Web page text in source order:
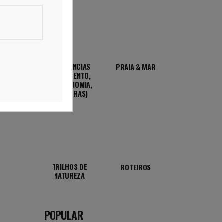
EXPERIÊNCIAS
(ALOJAMENTO,
GASTRONOMIA,
AVENTURAS)
PRAIA & MAR
TRILHOS DE
NATUREZA
ROTEIROS
POPULAR